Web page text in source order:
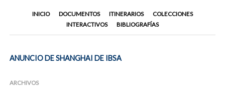
INICIO DOCUMENTOS ITINERARIOS
COLECCIONES
INTERACTIVOS
BIBLIOGRAFÍAS
ANUNCIO DE SHANGHAI DE IBSA
ARCHIVOS